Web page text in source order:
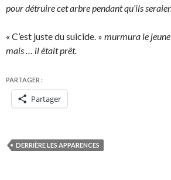
pour détruire cet arbre pendant qu’ils
« C’est juste du suicide. » murmura le
mais … il était prêt.
PARTAGER :
Partager
DERRIÈRE LES APPARENCES